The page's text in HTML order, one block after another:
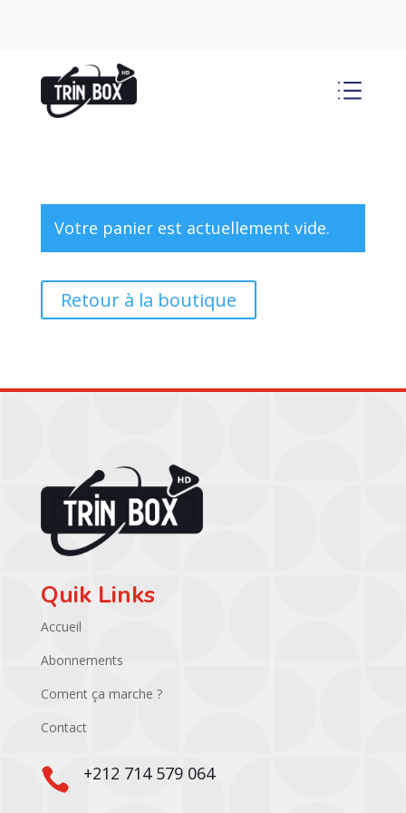
d
Votre panier est actuellement vide.
Retour à la boutique
Quik Links
Accueil
Abonnements
Coment ça marche ?
Contact
 +212 714 579 064